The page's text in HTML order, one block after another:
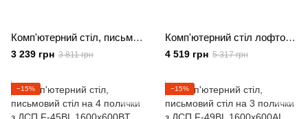
Комп'ютерний стіл, письмовий стіл на 2 полички з ДСП
3 239 грн 3 811 грн
Комп'ютерний стіл лофтовий, офісний стіл з ДСП
4 519 грн 5 317 грн
−15% −15%